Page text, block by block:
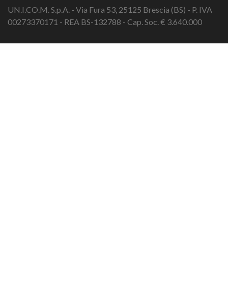
UN.I.CO.M. S.p.A. - Via Fura 53, 25125 Brescia (BS) - P. IVA
00273370171 - REA BS-132788 - Cap. Soc. € 3.640.000